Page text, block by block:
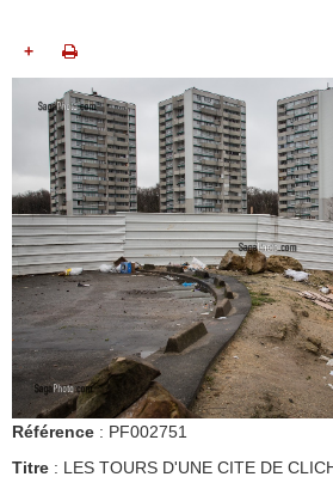
+
Référence : PF002751
Titre : LES TOURS D'UNE CITE DE